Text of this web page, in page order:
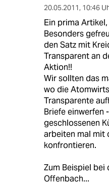
20.05.2011, 10:46
Ein prima
Besonders
den Satz mit
Transparent an
Aktion!!
Wir sollten das
wo die
Transparente
Briefe einwerfen
geschlossenen
arbeiten mal mit
konfrontieren.
Zum Beispiel bei
Offenbach...